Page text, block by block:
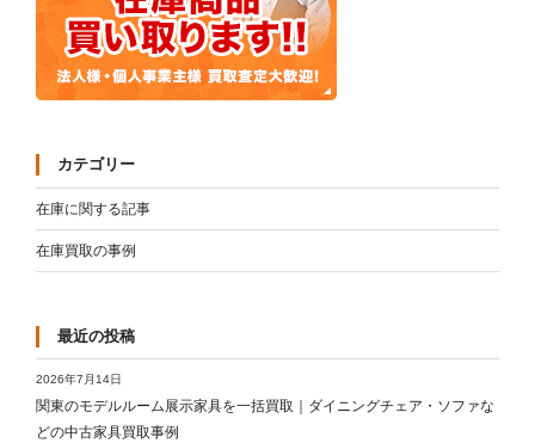
カテゴリー
在庫に関する記事
在庫買取の事例
最近の投稿
関東のモデルルーム展示家具を一括買取｜ダイニングチェア・ソファな
どの中古家具買取事例
2026年7月14日